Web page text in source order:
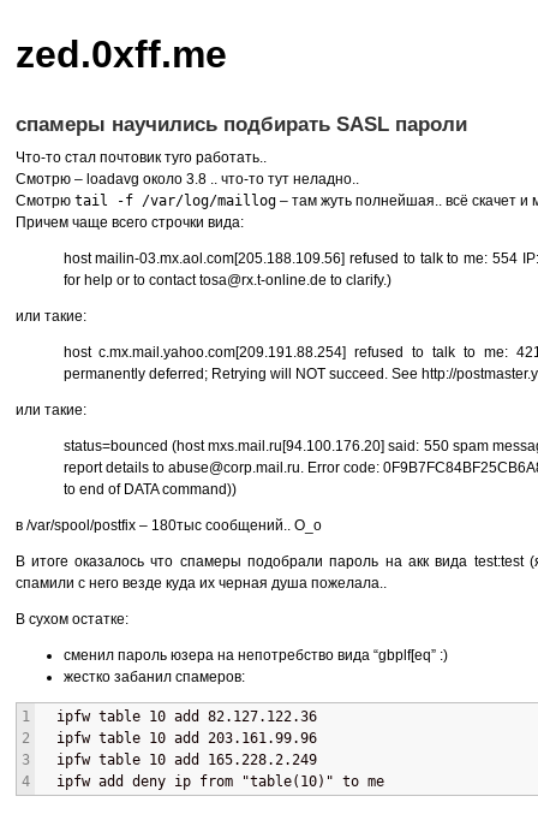
zed.0xff.me
спамеры научились подбирать SASL пароли
Что-то стал почтовик туго работать..
Смотрю – loadavg около 3.8 .. что-то тут неладно..
Смотрю tail -f /var/log/maillog– там жуть полнейшая.. всё скачет и
Причем чаще всего строчки вида:
host mailin-03.mx.aol.com[205.188.109.56] refused to talk to me: 554
for help or to contact tosa@rx.t-online.de to clarify.)
или такие:
host c.mx.mail.yahoo.com[209.191.88.254] refused to talk to me:
permanently deferred; Retrying will NOTsucceed. See http://
или такие:
status=bounced (host mxs.mail.ru[94.100.176.20] said: 550 spam
report details to abuse@corp.mail.ru. Error code:
to end of DATAcommand))
в /var/spool/postfix – 180тыс сообщений.. O_o
В итоге оказалось что спамеры подобрали пароль на акк вида test:test
спамили с него везде куда их черная душа пожелала..
В сухом остатке:
сменил пароль юзера на непотребство вида “gbplf[eq” :)
жестко забанил спамеров:
1
2
3
4
  ipfw table 10 add 82.127.122.36
  ipfw table 10 add 203.161.99.96
  ipfw table 10 add 165.228.2.249
  ipfw add deny ip from "table(10)" to me